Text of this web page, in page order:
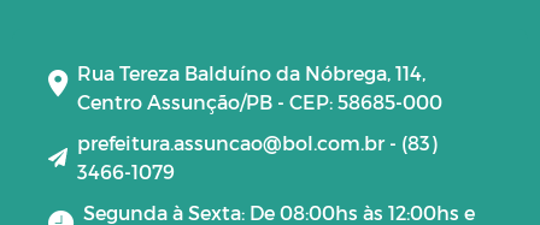
Rua Tereza Balduíno da Nóbrega, 114,
Centro Assunção/PB - CEP: 58685-000
prefeitura.assuncao@bol.com.br - (83)
3466-1079
Segunda à Sexta: De 08:00hs às 12:00hs e